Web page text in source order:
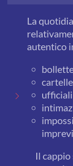
La
autentico
Il